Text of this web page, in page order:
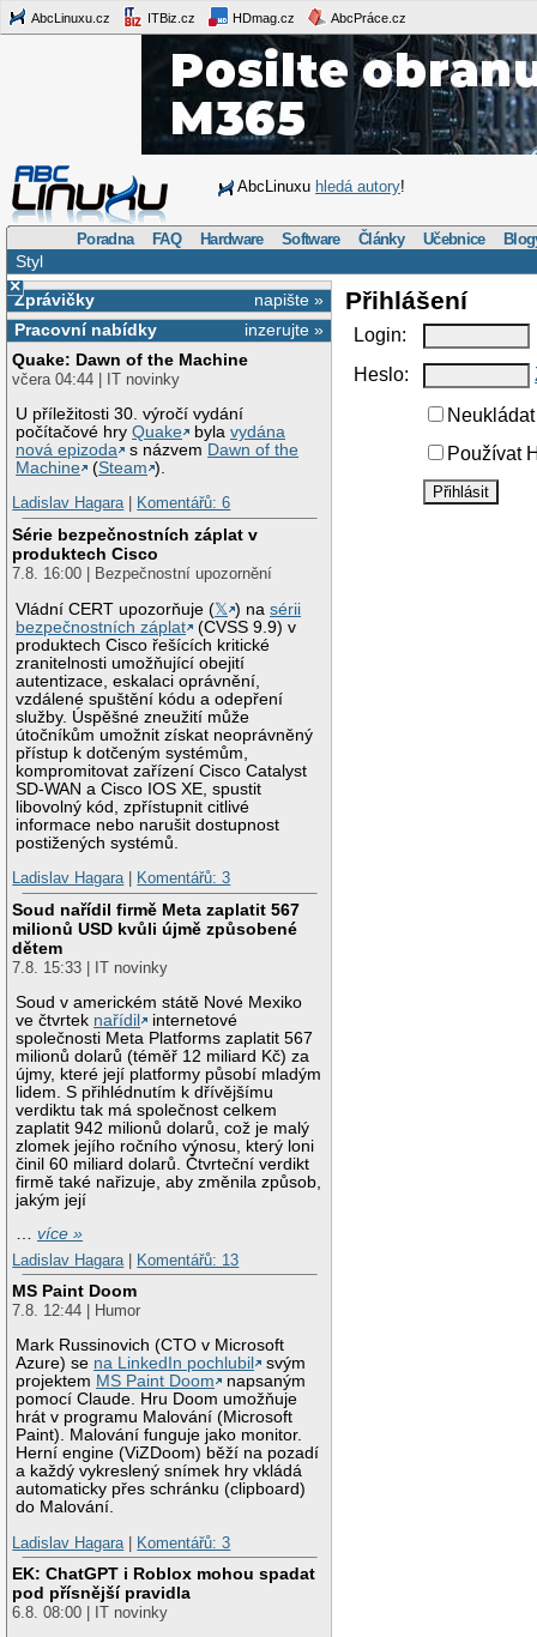
AbcLinuxu.cz ITBiz.cz HDmag.cz AbcPráce.cz
AbcLinuxu hledá autory!
Poradna FAQ Hardware Software Články Učebnice
Styl
×
napište »
Zprávičky
inzerujte »
Pracovní nabídky
Quake: Dawn of the Machine
včera 04:44 | IT novinky
U příležitosti 30. výročí vydání
počítačové hryQuake bylavydána
nová epizoda
s názvem Dawn of the
Machine
(Steam ).
Ladislav Hagara| Komentářů: 6
Série bezpečnostních záplat v
produktech Cisco
7.8. 16:00 | Bezpečnostní upozornění
Vládní CERT upozorňuje (𝕏 ) nasérii
bezpečnostních záplat
(CVSS 9.9) v
produktech Cisco řešících kritické
zranitelnosti umožňující obejití
autentizace, eskalaci oprávnění,
vzdálené spuštění kódu a odepření
služby. Úspěšné zneužití může
útočníkům umožnit získat neoprávněný
přístup k dotčeným systémům,
kompromitovat zařízení Cisco Catalyst
SD-WAN a Cisco IOS XE, spustit
libovolný kód, zpřístupnit citlivé
informace nebo narušit dostupnost
postižených systémů.
Ladislav Hagara| Komentářů: 3
Soud nařídil firmě Meta zaplatit 567
milionů USD kvůli újmě způsobené
dětem
7.8. 15:33 | IT novinky
Soud v americkém státě Nové Mexiko
ve čtvrtek nařídil
internetové
společnosti Meta Platforms zaplatit 567
milionů dolarů (téměř 12 miliard Kč) za
újmy, které její platformy působí mladým
lidem. S přihlédnutím k dřívějšímu
verdiktu tak má společnost celkem
zaplatit 942 milionů dolarů, což je malý
zlomek jejího ročního výnosu, který loni
činil 60 miliard dolarů. Čtvrteční verdikt
firmě také nařizuje, aby změnila způsob,
jakým její
…více »
Ladislav Hagara
Komentářů: 13
MS Paint Doom
7.8. 12:44 | Humor
Mark Russinovich (CTO v Microsoft
Azure) se na LinkedIn pochlubil
svým
projektem MS Paint Doom
napsaným
pomocí Claude. Hru Doom umožňuje
hrát v programu Malování (Microsoft
Paint). Malování funguje jako monitor.
Herní engine (ViZDoom) běží na pozadí
a každý vykreslený snímek hry vkládá
automaticky přes schránku (clipboard)
do Malování.
Ladislav Hagara
Komentářů: 3
EK: ChatGPT i Roblox mohou spadat
pod přísnější pravidla
6.8. 08:00 | IT novinky
Přihlášení
Login:
Heslo:
Používat